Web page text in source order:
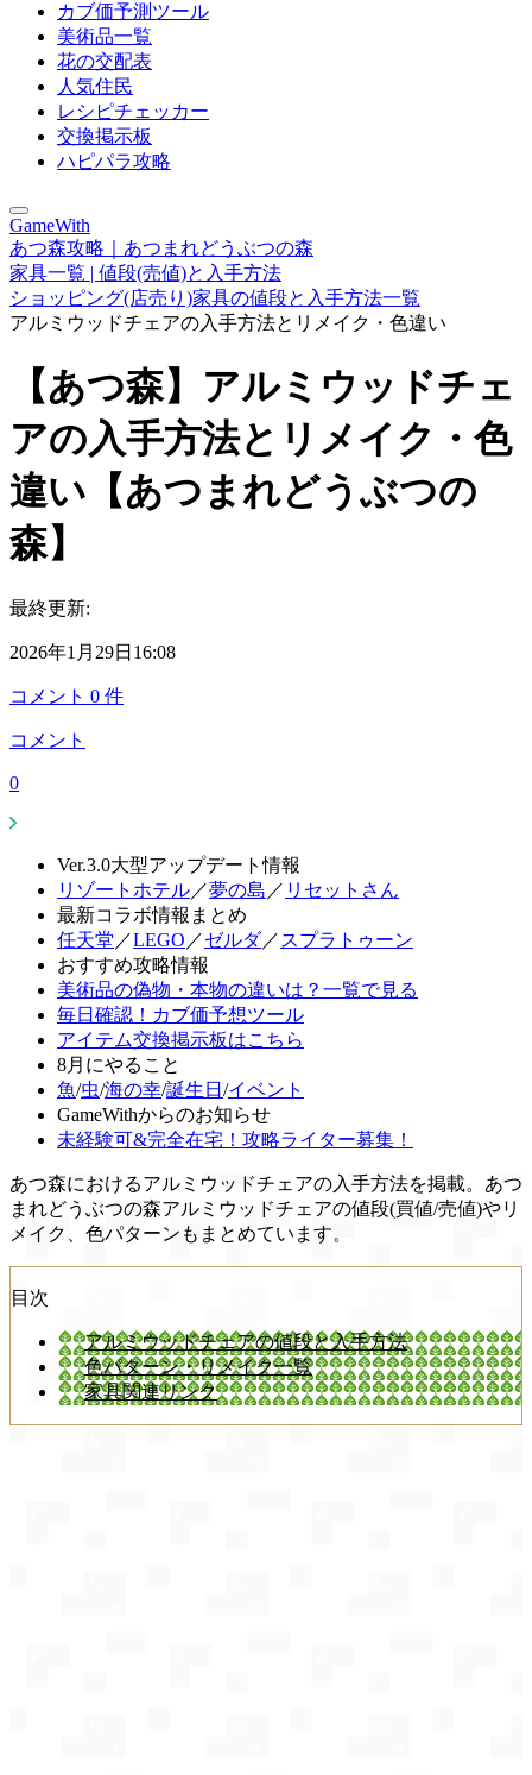
カブ価予測ツール
美術品一覧
花の交配表
人気住民
レシピチェッカー
交換掲示板
ハピパラ攻略
GameWith
あつ森攻略｜あつまれどうぶつの森
家具一覧 | 値段(売値)と入手方法
ショッピング(店売り)家具の値段と入手方法一覧
アルミウッドチェアの入手方法とリメイク・色違い
【あつ森】アルミウッドチェ
アの入手方法とリメイク・色
違い【あつまれどうぶつの
森】
最終更新:
2026年1月29日16:08
コメント 0 件
コメント
0
Ver.3.0大型アップデート情報
リゾートホテル／夢の島 ／ リセットさん
最新コラボ情報まとめ
任天堂 ／LEGO ／ゼルダ／ スプラトゥーン
おすすめ攻略情報
美術品の偽物・本物の違いは？一覧で見る
毎日確認！カブ価予想ツール
アイテム交換掲示板はこちら
8月にやること
魚/虫/海の幸/誕生日 /イベント
GameWithからのお知らせ
未経験可&完全在宅！攻略ライター募集！
あつ森におけるアルミウッドチェアの入手方法を掲載。あつ
まれどうぶつの森アルミウッドチェアの値段(買値/売値)やリ
メイク、色パターンもまとめています。
目次
アルミウッドチェアの値段と入手方法
色パターン・リメイク一覧
家具関連リンク